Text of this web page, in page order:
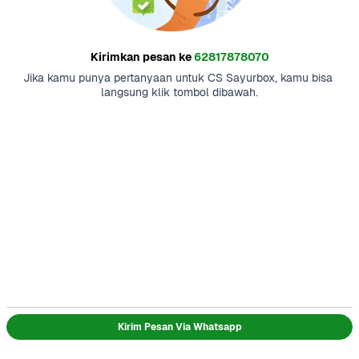
Kirimkan pesan ke62817878070
Jika kamu punya pertanyaan untuk CS Sayurbox, kamu bisa
langsung klik tombol dibawah.
Kirim Pesan Via Whatsapp